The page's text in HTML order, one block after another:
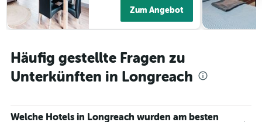
Zum Angebot
Häufig gestellte Fragen zu
Unterkünften in Longreach
Welche Hotels in Longreach wurden am besten